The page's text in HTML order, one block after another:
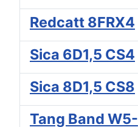
Redcatt 8FRX4
Sica 6D1,5 CS4
Sica 8D1,5 CS8
Tang Band W5-